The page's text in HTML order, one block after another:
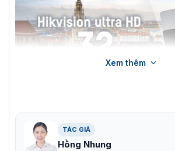
Camera mạng PanoVu 32MP 180°
Xem thêm
TÁC GIẢ
Hồng Nhung